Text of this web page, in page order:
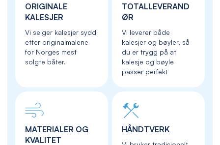
ORIGINALE
KALESJER
Vi selger kalesjer sydd
etter originalmalene
for Norges mest
solgte båter.
TOTALLEVERAND
ØR
Vi leverer både
kalesjer og bøyler, så
du er trygg på at
kalesje og bøyle
passer perfekt
MATERIALER OG
KVALITET
HÅNDTVERK